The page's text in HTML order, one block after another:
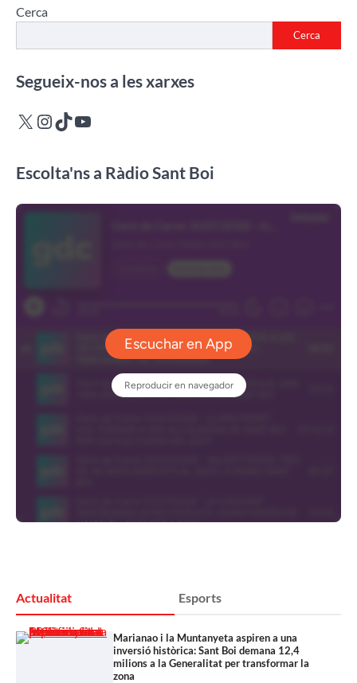
Cerca
Cerca
Segueix-nos a les xarxes
X Instagram
TikTokYouTube
Escolta'ns a Ràdio Sant Boi
Actualitat Esports
Marianao i la Muntanyeta aspiren a una
inversió històrica: Sant Boi demana 12,4
milions a la Generalitat per transformar la
zona